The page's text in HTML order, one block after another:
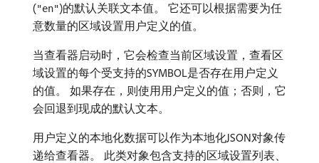
("en")的默认关联文本值。 它还可以根据需要为任
意数量的区域设置用户定义的值。
当查看器启动时，它会检查当前区域设置，查看区
域设置的每个受支持的SYMBOL是否存在用户定义
的值。 如果存在，则使用用户定义的值；否则，它
会回退到现成的默认文本。
用户定义的本地化数据可以作为本地化JSON对象传
递给查看器。 此类对象包含支持的区域设置列表、